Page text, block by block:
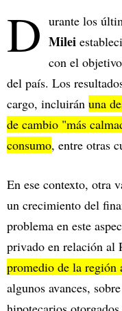
D urante los
Milei
con el
del país. Los
cargo, incluirán una
de cambio "más
consumo, entre otras
En ese contexto, otra
un crecimiento del
problema en este
privado en relación al
promedio de la región
algunos avances,